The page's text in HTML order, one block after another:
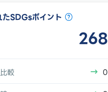
SDGsポイント
268
較
0